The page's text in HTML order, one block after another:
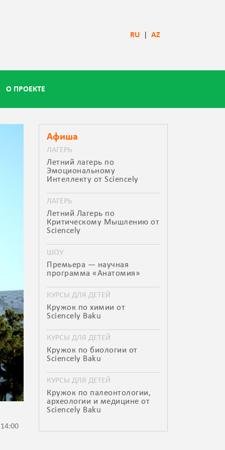
RU| AZ
О ПРОЕКТЕ
Афиша
ЛАГЕРЬ
Летний лагерь по
Эмоциональному
Интеллекту от Sciencely
ЛАГЕРЬ
Летний Лагерь по
Критическому Мышлению от
Sciencely
ШОУ
Премьера — научная
программа «Анатомия»
КУРСЫ ДЛЯ ДЕТЕЙ
Кружок по химии от
Sciencely Baku
КУРСЫ ДЛЯ ДЕТЕЙ
Кружок по биологии от
Sciencely Baku
КУРСЫ ДЛЯ ДЕТЕЙ
Кружок по палеонтологии,
археологии и медицине от
Sciencely Baku